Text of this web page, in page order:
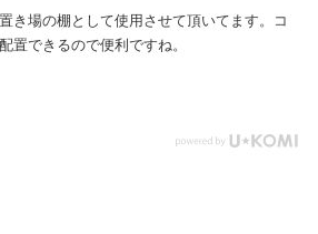
き場の棚として使用させて頂いてます。コ
置できるので便利ですね。